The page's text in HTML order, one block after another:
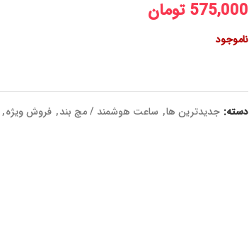
575,000 تومان
ناموجود
دسته: جدیدترین ها, ساعت هوشمند / مچ بند, فروش ویژه,